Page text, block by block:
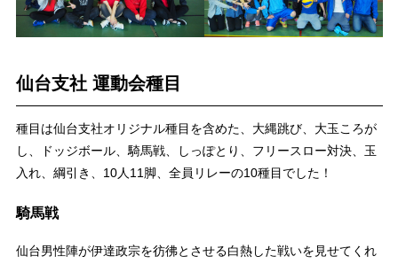
仙台支社 運動会種目
種目は仙台支社オリジナル種目を含めた、大縄跳び、大玉ころが
し、ドッジボール、騎馬戦、しっぽとり、フリースロー対決、玉
入れ、綱引き、10人11脚、全員リレーの10種目でした！
騎馬戦
仙台男性陣が伊達政宗を彷彿とさせる白熱した戦いを見せてくれ